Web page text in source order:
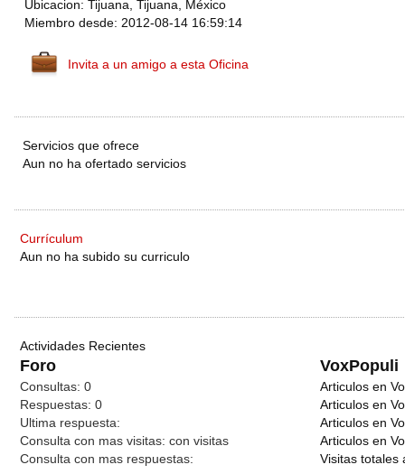
Ubicacion: Tijuana, Tijuana, México
Miembro desde: 2012-08-14 16:59:14
Invita a un amigo a esta Oficina
Servicios que ofrece
Aun no ha ofertado servicios
Currículum
Aun no ha subido su curriculo
Actividades Recientes
Foro VoxPopuli
Consultas: 0
Respuestas: 0
Ultima respuesta:
Consulta con mas visitas: con visitas
Consulta con mas respuestas:
Articulos en
Articulos en
Articulos en
Articulos en
Visitas totales